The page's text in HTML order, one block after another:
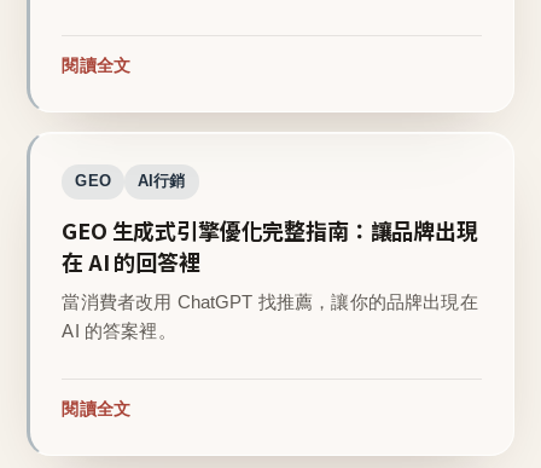
閱讀全文
GEO AI行銷
GEO 生成式引擎優化完整指南：讓品牌出現
在 AI 的回答裡
當消費者改用 ChatGPT 找推薦，讓你的品牌出現在
AI 的答案裡。
閱讀全文